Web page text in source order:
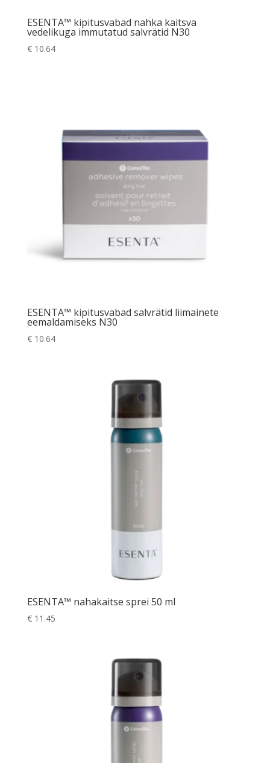
ESENTA™ kipitusvabad nahka kaitsva
vedelikuga immutatud salvrätid N30
€10.64
ESENTA™ kipitusvabad salvrätid liimainete
eemaldamiseks N30
€10.64
ESENTA™ nahakaitse sprei 50 ml
€11.45